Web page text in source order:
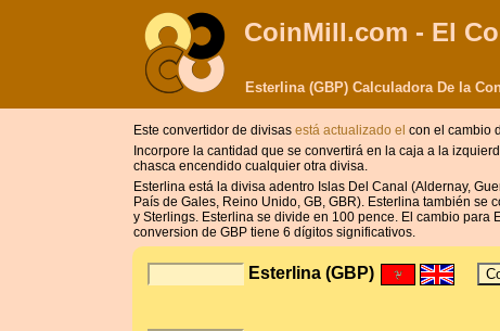
CoinMill.com - El
Esterlina (GBP) Calculadora De la
Este convertidor de divisas está actualizado el con el cambio
Incorpore la cantidad que se convertirá en la caja a la
chasca encendido cualquier otra divisa.
Esterlina está la divisa adentro Islas Del Canal (Aldernay,
País de Gales, Reino Unido, GB, GBR). Esterlina también
y Sterlings. Esterlina se divide en 100 pence. El cambio
conversion de GBP tiene 6 dígitos significativos.
Esterlina (GBP)